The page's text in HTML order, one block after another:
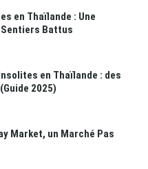
en Thaïlande : Une
Battus
en Thaïlande : des
2025)
Market, un Marché Pas